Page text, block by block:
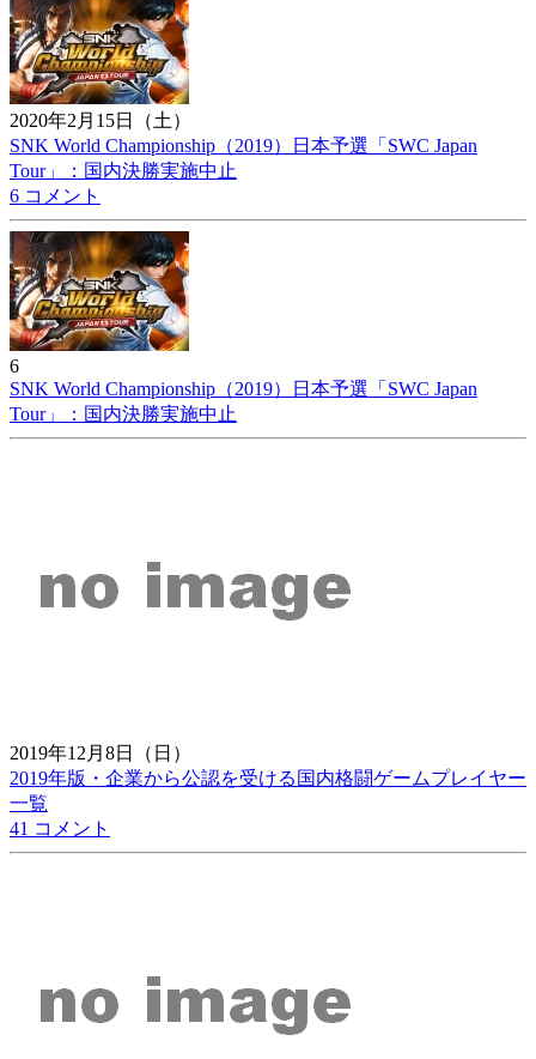
2020年2月15日（土）
SNK World Championship（2019）日本予選「SWC Japan
Tour」：国内決勝実施中止
6 コメント
6
SNK World Championship（2019）日本予選「SWC Japan
Tour」：国内決勝実施中止
2019年12月8日（日）
2019年版・企業から公認を受ける国内格闘ゲームプレイヤー
一覧
41 コメント